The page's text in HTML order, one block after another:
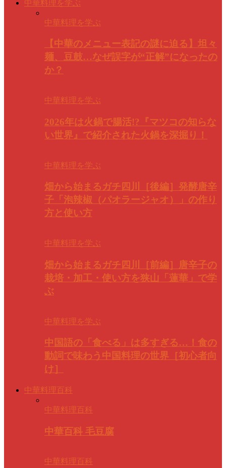
中華料理を学ぶ
中華料理を学ぶ
【中華のメニュー表記の謎に迫る】坦々
麺、豆鼓…なぜ誤字が“正解”になったの
か？
中華料理を学ぶ
2026年は火鍋で腸活!?『マツコの知らな
い世界』で紹介された火鍋を深掘り！
中華料理を学ぶ
畑から始まるガチ四川［後編］発酵唐辛
子「泡辣椒（パオラージャオ）」の作り
方と使い方
中華料理を学ぶ
畑から始まるガチ四川［前編］唐辛子の
栽培・加工・使い方を狭山「蓮華」で学
ぶ
中華料理を学ぶ
中国語の「食べる」は多すぎる…！食の
動詞で味わう中国料理の世界［初心者向
け］
中華料理百科
中華料理百科
中華百科 毛豆腐
中華料理百科